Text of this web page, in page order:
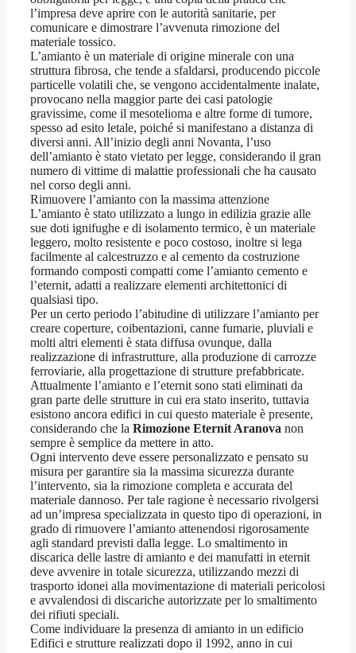
l’impresa deve aprire con le autorità sanitarie, per
comunicare e dimostrare l’avvenuta rimozione del
materiale tossico.
L’amianto è un materiale di origine minerale con una
struttura fibrosa, che tende a sfaldarsi, producendo piccole
particelle volatili che, se vengono accidentalmente inalate,
provocano nella maggior parte dei casi patologie
gravissime, come il mesotelioma e altre forme di tumore,
spesso ad esito letale, poiché si manifestano a distanza di
diversi anni. All’inizio degli anni Novanta, l’uso
dell’amianto è stato vietato per legge, considerando il gran
numero di vittime di malattie professionali che ha causato
nel corso degli anni.
Rimuovere l’amianto con la massima attenzione
L’amianto è stato utilizzato a lungo in edilizia grazie alle
sue doti ignifughe e di isolamento termico, è un materiale
leggero, molto resistente e poco costoso, inoltre si lega
facilmente al calcestruzzo e al cemento da costruzione
formando composti compatti come l’amianto cemento e
l’eternit, adatti a realizzare elementi architettonici di
qualsiasi tipo.
Per un certo periodo l’abitudine di utilizzare l’amianto per
creare coperture, coibentazioni, canne fumarie, pluviali e
molti altri elementi è stata diffusa ovunque, dalla
realizzazione di infrastrutture, alla produzione di carrozze
ferroviarie, alla progettazione di strutture prefabbricate.
Attualmente l’amianto e l’eternit sono stati eliminati da
gran parte delle strutture in cui era stato inserito, tuttavia
esistono ancora edifici in cui questo materiale è presente,
considerando che la Rimozione Eternit Aranova non
sempre è semplice da mettere in atto.
Ogni intervento deve essere personalizzato e pensato su
misura per garantire sia la massima sicurezza durante
l’intervento, sia la rimozione completa e accurata del
materiale dannoso. Per tale ragione è necessario rivolgersi
ad un’impresa specializzata in questo tipo di operazioni, in
grado di rimuovere l’amianto attenendosi rigorosamente
agli standard previsti dalla legge. Lo smaltimento in
discarica delle lastre di amianto e dei manufatti in eternit
deve avvenire in totale sicurezza, utilizzando mezzi di
trasporto idonei alla movimentazione di materiali pericolosi
e avvalendosi di discariche autorizzate per lo smaltimento
dei rifiuti speciali.
Come individuare la presenza di amianto in un edificio
Edifici e strutture realizzati dopo il 1992, anno in cui